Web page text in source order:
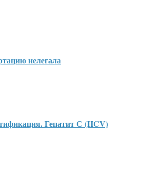
нелегала
Гепатит С (HCV)